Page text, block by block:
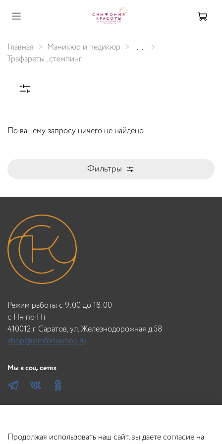
Главная Маникюр и педикюр
...
Трафареты , стемпинг
По вашему запросу ничего не найдено
Фильтры
Режим работы с 9:00 до 18:00
c Пн по Пт
410012 г. Саратов, ул. Железнодорожная д.58
shop@simfoniashop.ru
Мы в соц. сетях
Продолжая использовать наш сайт, вы даете согласие на